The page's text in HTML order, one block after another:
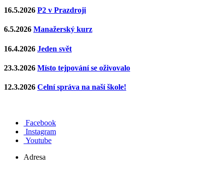
16.5.2026 P2 v Prazdroji
6.5.2026 Manažerský kurz
16.4.2026 Jeden svět
23.3.2026 Místo tejpování se oživovalo
12.3.2026 Celní správa na naší škole!
Facebook
Instagram
Youtube
Adresa